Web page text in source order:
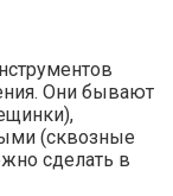
Они бывают
(сквозные
сделать в